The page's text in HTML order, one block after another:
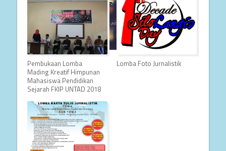
Pembukaan Lomba
Mading Kreatif Himpunan
Mahasiswa Pendidikan
Sejarah FKIP UNTAD 2018
Lomba Foto Jurnalistik